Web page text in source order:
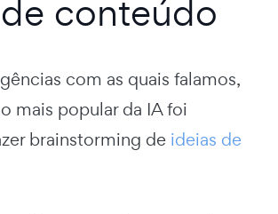
conteúdo
com as quais falamos,
mais popular da IA foi
brainstorming de ideias de